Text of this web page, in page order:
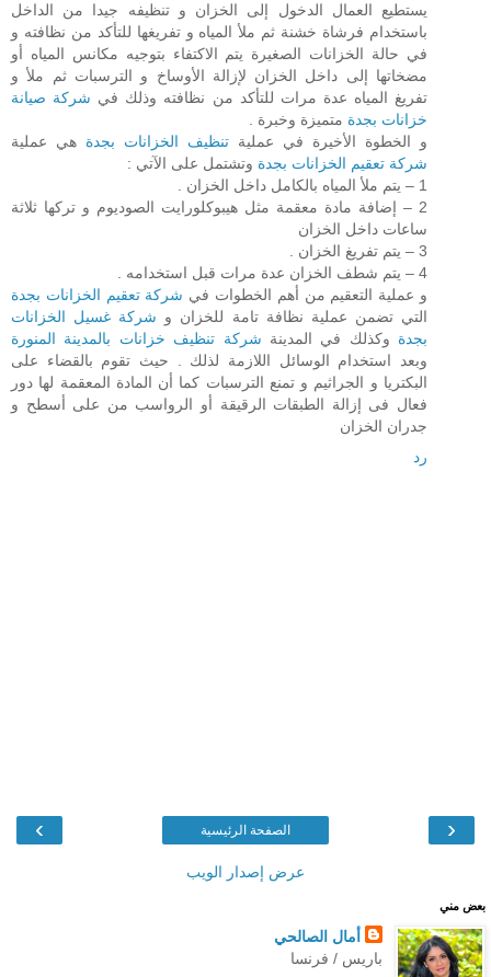
يستطيع العمال الدخول إلى الخزان و تنظيفه جيدا من الداخل
باستخدام فرشاة خشنة ثم ملأ المياه و تفريغها للتأكد من نظافته و
في حالة الخزانات الصغيرة يتم الاكتفاء بتوجيه مكانس المياه أو
مضخاتها إلى داخل الخزان لإزالة الأوساخ و الترسبات ثم ملأ و
تفريغ المياه عدة مرات للتأكد من نظافته وذلك في شركة صيانة
خزانات بجدة متميزة وخبرة .
و الخطوة الأخيرة في عملية تنظيف الخزانات بجدة هي عملية
شركة تعقيم الخزانات بجدة وتشتمل على الآتي :
1 – يتم ملأ المياه بالكامل داخل الخزان .
2 – إضافة مادة معقمة مثل هيبوكلورايت الصوديوم و تركها ثلاثة
ساعات داخل الخزان
3 – يتم تفريغ الخزان .
4 – يتم شطف الخزان عدة مرات قبل استخدامه .
و عملية التعقيم من أهم الخطوات في شركة تعقيم الخزانات بجدة
التي تضمن عملية نظافة تامة للخزان و شركة غسيل الخزانات
بجدة وكذلك في المدينة شركة تنظيف خزانات بالمدينة المنورة
وبعد استخدام الوسائل اللازمة لذلك . حيث تقوم بالقضاء على
البكتريا و الجراثيم و تمنع الترسبات كما أن المادة المعقمة لها دور
فعال فى إزالة الطبقات الرقيقة أو الرواسب من على أسطح و
جدران الخزان
رد
‹
› الصفحة الرئيسية
عرض إصدار الويب
بعض مني
أمال الصالحي
باريس / فرنسا